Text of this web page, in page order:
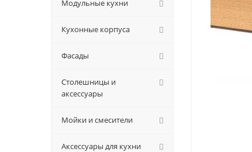
Модульные кухни
Кухонные корпуса
Фасады
Столешницы и
аксессуары
Мойки и смесители
Аксессуары для кухни